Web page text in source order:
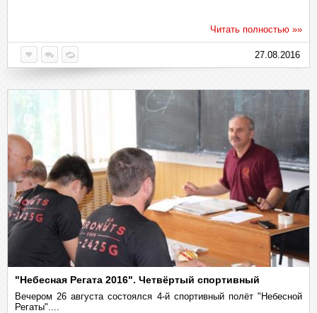
Читать полностью »»
27.08.2016
"Небесная Регата 2016". Четвёртый спортивный
Вечером 26 августа состоялся 4-й спортивный полёт "Небесной
Регаты"....